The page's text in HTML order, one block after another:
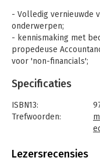
- Volledig vernieuwde
onderwerpen;
- kennismaking met
propedeuse
voor 'non-financials';
Dit boek leert
economische principes
maken van een
‘begrote winst- en
Specificaties
ISBN13:
Trefwoorden:
Taal:
Lezersrecensies